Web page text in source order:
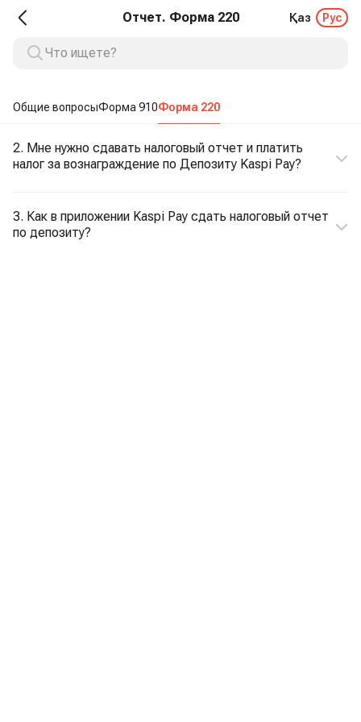
Отчет. Форма 220 Қаз Рус
Общие вопросыФорма 910Форма 220
2. Мне нужно сдавать налоговый отчет и платить
налог за вознаграждение по Депозиту Kaspi Pay?
3. Как в приложении Kaspi Pay сдать налоговый отчет
по депозиту?